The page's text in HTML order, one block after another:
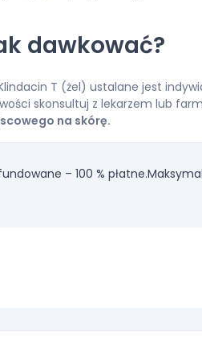
dawkować?
T (żel) ustalane jest
skonsultuj z lekarzem lub
na skórę.
– 100 % płatne.